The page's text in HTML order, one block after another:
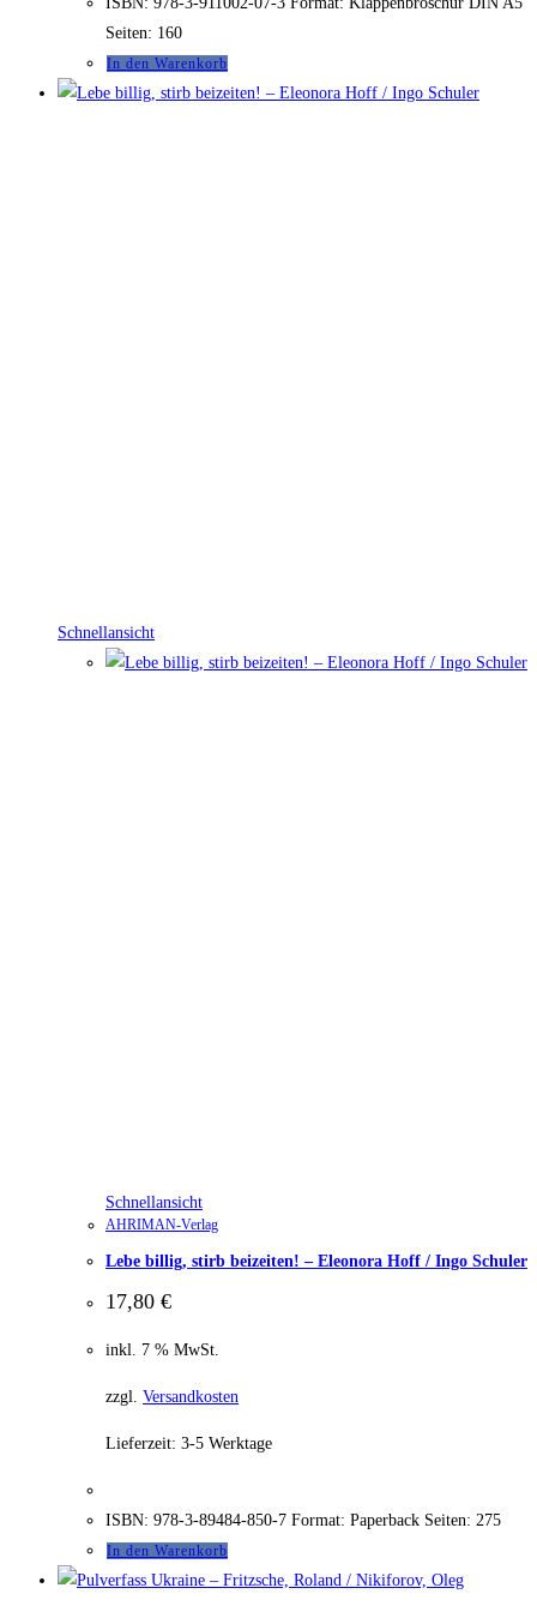
Seiten: 160
In den Warenkorb
Schnellansicht
Schnellansicht
AHRIMAN-Verlag
Lebe billig, stirb beizeiten! – Eleonora Hoff / Ingo Schuler
17,80 €
inkl. 7 % MwSt.
zzgl. Versandkosten
Lieferzeit: 3-5 Werktage
ISBN: 978-3-89484-850-7 Format: Paperback Seiten: 275
In den Warenkorb